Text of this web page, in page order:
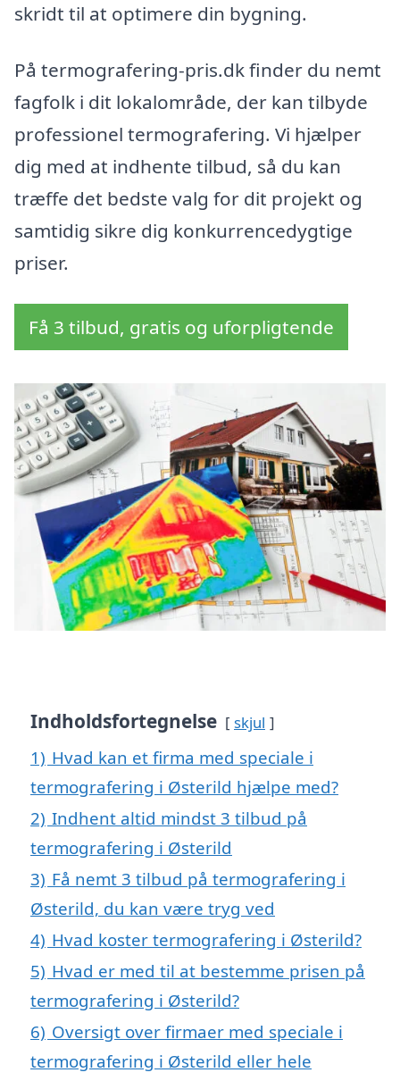
skridt til at optimere din bygning.
På termografering-pris.dk finder du nemt
fagfolk i dit lokalområde, der kan tilbyde
professionel termografering. Vi hjælper
dig med at indhente tilbud, så du kan
træffe det bedste valg for dit projekt og
samtidig sikre dig konkurrencedygtige
priser.
Få 3 tilbud, gratis og uforpligtende
Indholdsfortegnelse skjul
1) Hvad kan et firma med speciale i
termografering i Østerild hjælpe med?
2) Indhent altid mindst 3 tilbud på
termografering i Østerild
3) Få nemt 3 tilbud på termografering i
Østerild, du kan være tryg ved
4) Hvad koster termografering i Østerild?
5) Hvad er med til at bestemme prisen på
termografering i Østerild?
6) Oversigt over firmaer med speciale i
termografering i Østerild eller hele